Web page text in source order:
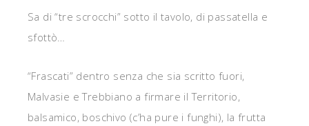
Sa di “tre scrocchi” sotto il tavolo, di passatella e
sfottò…
“Frascati” dentro senza che sia scritto fuori,
Malvasie e Trebbiano a firmare il Territorio,
balsamico, boschivo (c’ha pure i funghi), la frutta